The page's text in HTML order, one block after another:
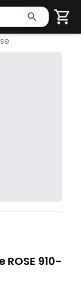
Göndərmək
910-